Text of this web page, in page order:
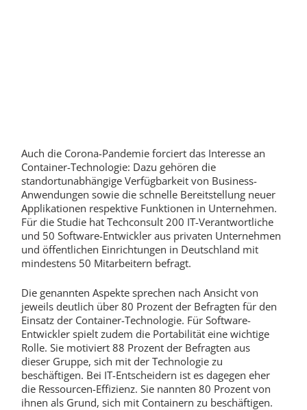
Auch die Corona-Pandemie forciert das Interesse an
Container-Technologie: Dazu gehören die
standortunabhängige Verfügbarkeit von Business-
Anwendungen sowie die schnelle Bereitstellung neuer
Applikationen respektive Funktionen in Unternehmen.
Für die Studie hat Techconsult 200 IT-Verantwortliche
und 50 Software-Entwickler aus privaten Unternehmen
und öffentlichen Einrichtungen in Deutschland mit
mindestens 50 Mitarbeitern befragt.
Die genannten Aspekte sprechen nach Ansicht von
jeweils deutlich über 80 Prozent der Befragten für den
Einsatz der Container-Technologie. Für Software-
Entwickler spielt zudem die Portabilität eine wichtige
Rolle. Sie motiviert 88 Prozent der Befragten aus
dieser Gruppe, sich mit der Technologie zu
beschäftigen. Bei IT-Entscheidern ist es dagegen eher
die Ressourcen-Effizienz. Sie nannten 80 Prozent von
ihnen als Grund, sich mit Containern zu beschäftigen.